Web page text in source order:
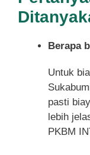
Berapa
Untuk
pasti
lebih
PKBM